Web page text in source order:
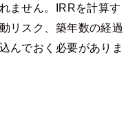
ません。IRRを計算す
リスク、築年数の経過
んでおく必要がありま